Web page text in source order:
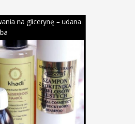
na glicerynę – udana